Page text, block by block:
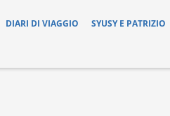
DIARI DI VIAGGIO SYUSY E PATRIZIO